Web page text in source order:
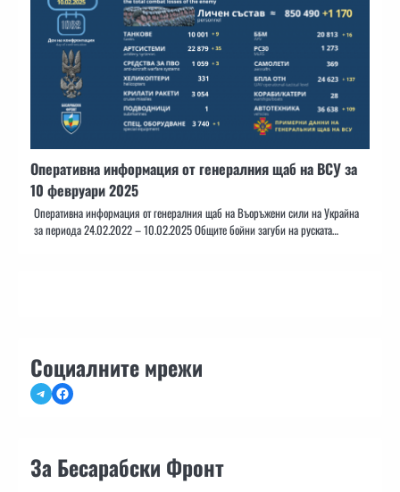
Оперативна информация от генералния щаб на ВСУ за
10 февруари 2025
Оперативна информация от генералния щаб на Въоръжени сили на Украйна
за периода 24.02.2022 – 10.02.2025 Общите бойни загуби на руската…
Социалните мрежи
TelegramFacebook
За Бесарабски Фронт